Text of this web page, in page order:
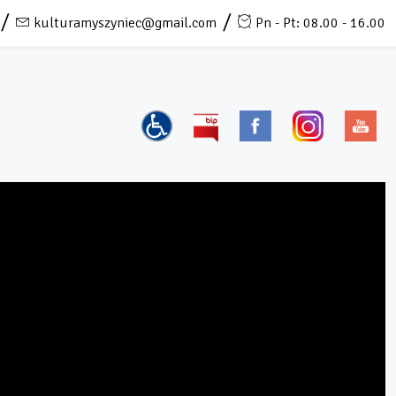
kulturamyszyniec@gmail.com Pn - Pt: 08.00 - 16.00